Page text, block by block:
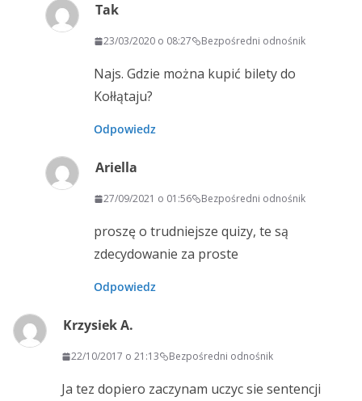
Tak
23/03/2020 o 08:27 Bezpośredni odnośnik
Najs. Gdzie można kupić bilety do
Kołłątaju?
Odpowiedz
Ariella
27/09/2021 o 01:56 Bezpośredni odnośnik
proszę o trudniejsze quizy, te są
zdecydowanie za proste
Odpowiedz
Krzysiek A.
22/10/2017 o 21:13 Bezpośredni odnośnik
Ja tez dopiero zaczynam uczyc sie sentencji